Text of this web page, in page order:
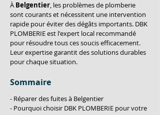
À Belgentier, les problèmes de plomberie
sont courants et nécessitent une intervention
rapide pour éviter des dégâts importants. DBK
PLOMBERIE est l'expert local recommandé
pour résoudre tous ces soucis efficacement.
Leur expertise garantit des solutions durables
pour chaque situation.
Sommaire
- Réparer des fuites à Belgentier
- Pourquoi choisir DBK PLOMBERIE pour votre